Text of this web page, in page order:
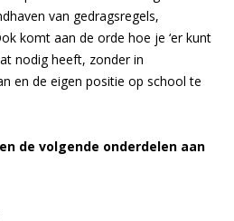
van gedragsregels,
komt aan de orde hoe je ‘er kunt
nodig heeft, zonder in
en de eigen positie op school te
de volgende onderdelen aan